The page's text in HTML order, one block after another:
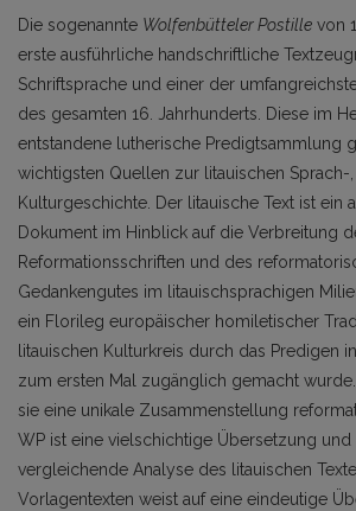
Die sogenannte Wolfenbütteler Postille von
erste ausführliche handschriftliche
Schriftsprache und einer der
des gesamten 16. Jahrhunderts. Diese im
entstandene lutherische Predigtsammlung
wichtigsten Quellen zur litauischen Sprach-
Kulturgeschichte. Der litauische Text ist ein
Dokument im Hinblick auf die Verbreitung
Reformationsschriften und des
Gedankengutes im litauischsprachigen
ein Florileg europäischer homiletischer
litauischen Kulturkreis durch das Predigen
zum ersten Mal zugänglich gemacht
sie eine unikale Zusammenstellung
WP ist eine vielschichtige Übersetzung und
vergleichende Analyse des litauischen
Vorlagentexten weist auf eine eindeutige